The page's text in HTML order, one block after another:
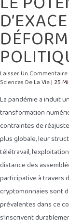
Laisser Un Commentaire
Sciences De La Vie| 25
La pandémie a induit
transformation
contraintes de
plus globale, leur
télétravail,
distance des
participative à travers
cryptomonnaies sont
prévalentes dans ce
s’inscrivent